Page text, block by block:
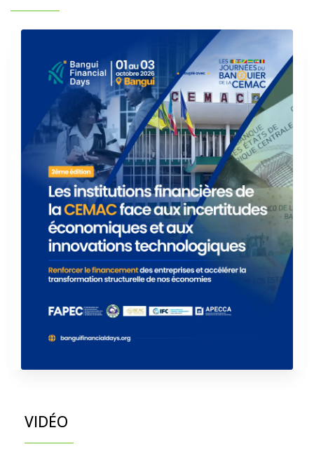
VIDÉO